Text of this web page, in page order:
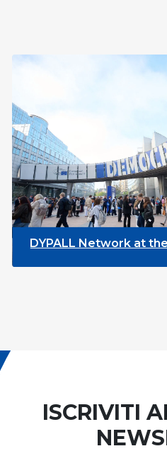
DYPALL Network at the
ISCRIVITI